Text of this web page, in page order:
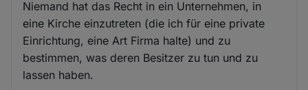
Niemand hat das Recht in ein Unternehmen, in
eine Kirche einzutreten (die ich für eine private
Einrichtung, eine Art Firma halte) und zu
bestimmen, was deren Besitzer zu tun und zu
lassen haben.